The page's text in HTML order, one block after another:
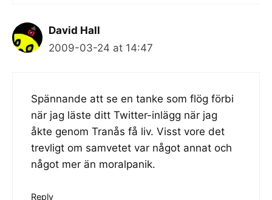
David Hall
2009-03-24 at 14:47
Spännande att se en tanke som flög förbi
när jag läste ditt Twitter-inlägg när jag
åkte genom Tranås få liv. Visst vore det
trevligt om samvetet var något annat och
något mer än moralpanik.
Reply